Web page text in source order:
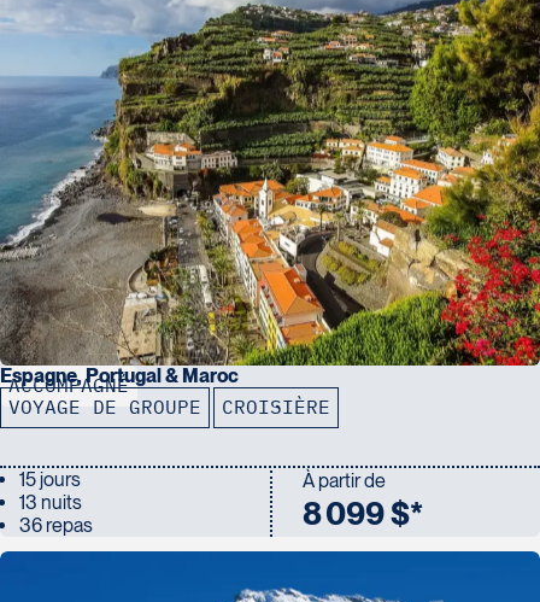
ACCOMPAGNÉ
Espagne, Portugal & Maroc
VOYAGE DE GROUPE CROISIÈRE
15 jours
13 nuits
36 repas
À partir de
8 099 $*